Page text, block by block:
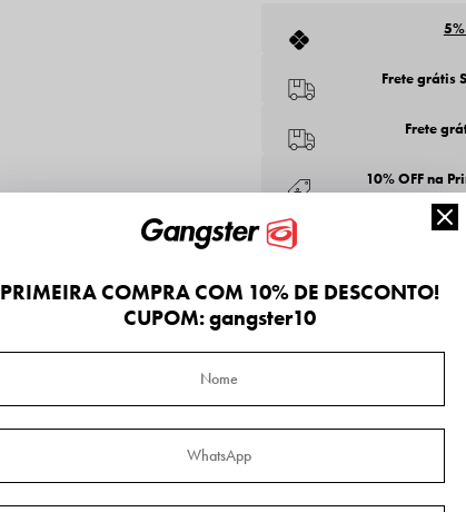
Frete grátis
Frete
10% OFF na
PRIMEIRA COMPRA COM 10% DE DESCONTO!
CUPOM: gangster10